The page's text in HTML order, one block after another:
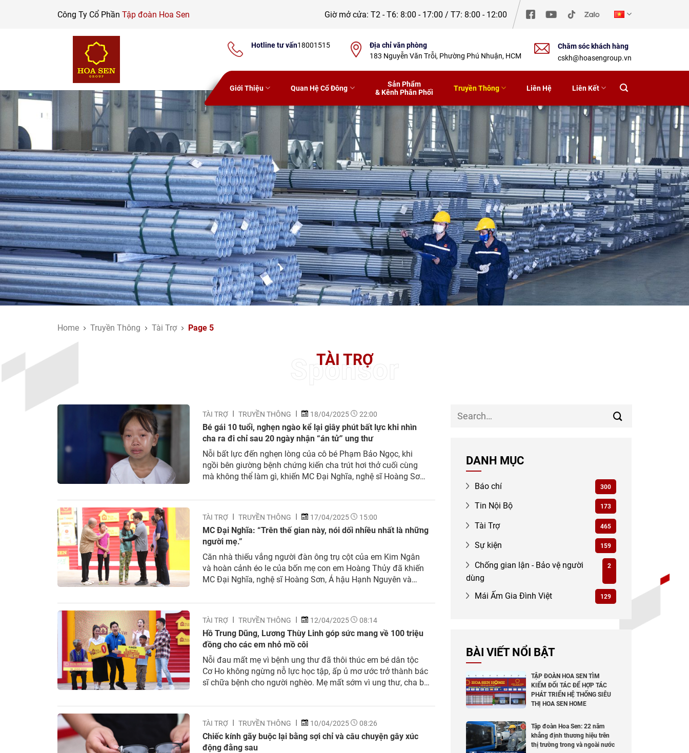
Công Ty Cổ Phần Tập đoàn Hoa Sen Giờ mở cửa:T2 - T6: 8:00 - 17:00 / T7: 8:00 - 12:00
Giới Thiệu Quan Hệ Cổ Đông
Sản Phẩm
& Kênh Phân Phối
Truyền Thông Liên Hệ Liên Kết
Hotline tư vấn18001515
Địa chỉ văn phòng
183 Nguyễn Văn Trỗi, Phường Phú Nhuận, HCM
Chăm sóc khách hàng
cskh@hoasengroup.vn
Home Truyền Thông Tài Trợ Page 5
TÀI TRỢ
Sponsor
TÀI TRỢ TRUYỀN THÔNG 18/04/2025 22:00
Bé gái 10 tuổi, nghẹn ngào kể lại giây phút bất lực khi nhìn
cha ra đi chỉ sau 20 ngày nhận “án tử” ung thư
Nỗi bất lực đến nghẹn lòng của cô bé Phạm Bảo Ngọc, khi
ngồi bên giường bệnh chứng kiến cha trút hơi thở cuối cùng
mà không thể làm gì, khiến MC Đại Nghĩa, nghệ sĩ Hoàng Sơn
Phạm Bảo Ngọc (2015),...
TÀI TRỢ TRUYỀN THÔNG 17/04/2025 15:00
MC Đại Nghĩa: “Trên thế gian này, nói dối nhiều nhất là những
người mẹ.”
Căn nhà thiếu vắng người đàn ông trụ cột của em Kim Ngân
và hoàn cảnh éo le của bốn mẹ con em Hoàng Thủy đã khiến
MC Đại Nghĩa, nghệ sĩ Hoàng Sơn, Á hậu Hạnh Nguyên và
hiện trong tập 130...
TÀI TRỢ TRUYỀN THÔNG 12/04/2025 08:14
Hồ Trung Dũng, Lương Thùy Linh góp sức mang về 100 triệu
đồng cho các em nhỏ mồ côi
Nỗi đau mất mẹ vì bệnh ung thư đã thôi thúc em bé dân tộc
Cơ Ho không ngừng nỗ lực học tập, ấp ủ mơ ước trở thành bác
sĩ chữa bệnh cho người nghèo. Mẹ mất sớm vì ung thư, cha bỏ
TÀI TRỢ TRUYỀN THÔNG 10/04/2025 08:26
Chiếc kính gãy buộc lại bằng sợi chỉ và câu chuyện gây xúc
động đằng sau
DANH MỤC
Báo chí 300
Tin Nội Bộ 173
Tài Trợ 465
Sự kiện 159
Chống gian lận - Bảo vệ người
dùng
2
Mái Ấm Gia Đình Việt 129
BÀI VIẾT NỔI BẬT
TẬP ĐOÀN HOA SEN TÌM
KIẾM ĐỐI TÁC ĐỂ HỢP TÁC
PHÁT TRIỂN HỆ THỐNG SIÊU
THỊ HOA SEN HOME
Tập đoàn Hoa Sen: 22 năm
khẳng định thương hiệu trên
thị trường trong và ngoài nước